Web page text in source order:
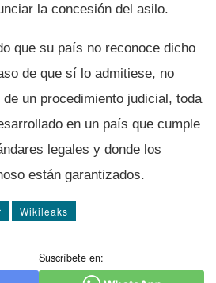
la concesión del asilo.
que su paí­s no reconoce dicho
de que sí­ lo admitiese, no
un procedimiento judicial, toda
en un paí­s que cumple
legales y donde los
están garantizados.
Wikileaks
Suscríbete en: